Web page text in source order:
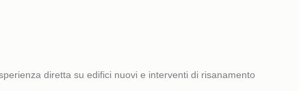
diretta su edifici nuovi e interventi di risanamento